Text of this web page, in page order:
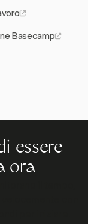
Basecamp
essere
ora